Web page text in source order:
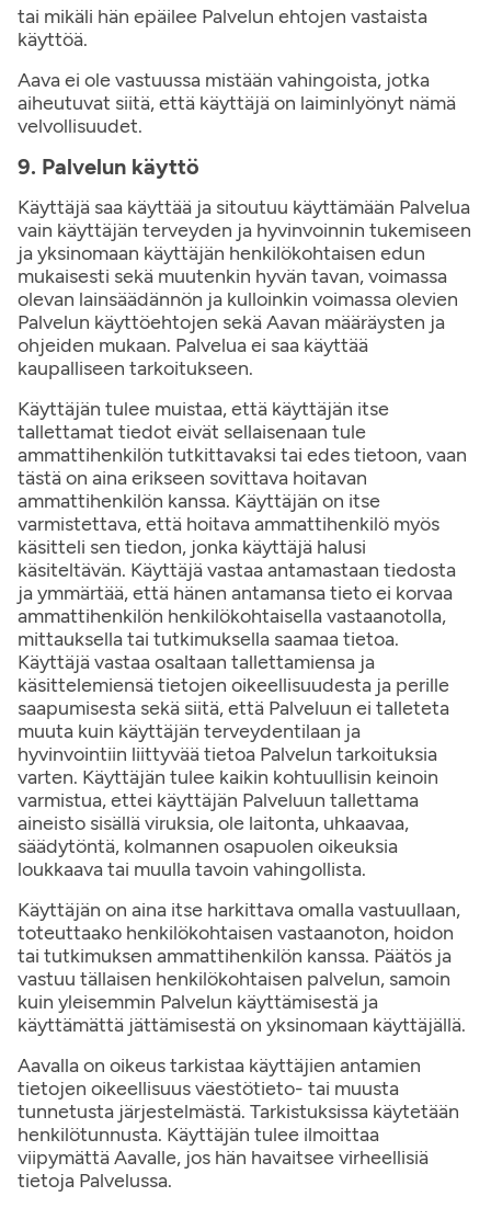
tai mikäli hän epäilee Palvelun ehtojen vastaista
käyttöä.
Aava ei ole vastuussa mistään vahingoista, jotka
aiheutuvat siitä, että käyttäjä on laiminlyönyt nämä
velvollisuudet.
9. Palvelun käyttö
Käyttäjä saa käyttää ja sitoutuu käyttämään Palvelua
vain käyttäjän terveyden ja hyvinvoinnin tukemiseen
ja yksinomaan käyttäjän henkilökohtaisen edun
mukaisesti sekä muutenkin hyvän tavan, voimassa
olevan lainsäädännön ja kulloinkin voimassa olevien
Palvelun käyttöehtojen sekä Aavan määräysten ja
ohjeiden mukaan. Palvelua ei saa käyttää
kaupalliseen tarkoitukseen.
Käyttäjän tulee muistaa, että käyttäjän itse
tallettamat tiedot eivät sellaisenaan tule
ammattihenkilön tutkittavaksi tai edes tietoon, vaan
tästä on aina erikseen sovittava hoitavan
ammattihenkilön kanssa. Käyttäjän on itse
varmistettava, että hoitava ammattihenkilö myös
käsitteli sen tiedon, jonka käyttäjä halusi
käsiteltävän. Käyttäjä vastaa antamastaan tiedosta
ja ymmärtää, että hänen antamansa tieto ei korvaa
ammattihenkilön henkilökohtaisella vastaanotolla,
mittauksella tai tutkimuksella saamaa tietoa.
Käyttäjä vastaa osaltaan tallettamiensa ja
käsittelemiensä tietojen oikeellisuudesta ja perille
saapumisesta sekä siitä, että Palveluun ei talleteta
muuta kuin käyttäjän terveydentilaan ja
hyvinvointiin liittyvää tietoa Palvelun tarkoituksia
varten. Käyttäjän tulee kaikin kohtuullisin keinoin
varmistua, ettei käyttäjän Palveluun tallettama
aineisto sisällä viruksia, ole laitonta, uhkaavaa,
säädytöntä, kolmannen osapuolen oikeuksia
loukkaava tai muulla tavoin vahingollista.
Käyttäjän on aina itse harkittava omalla vastuullaan,
toteuttaako henkilökohtaisen vastaanoton, hoidon
tai tutkimuksen ammattihenkilön kanssa. Päätös ja
vastuu tällaisen henkilökohtaisen palvelun, samoin
kuin yleisemmin Palvelun käyttämisestä ja
käyttämättä jättämisestä on yksinomaan käyttäjällä.
Aavalla on oikeus tarkistaa käyttäjien antamien
tietojen oikeellisuus väestötieto- tai muusta
tunnetusta järjestelmästä. Tarkistuksissa käytetään
henkilötunnusta. Käyttäjän tulee ilmoittaa
viipymättä Aavalle, jos hän havaitsee virheellisiä
tietoja Palvelussa.